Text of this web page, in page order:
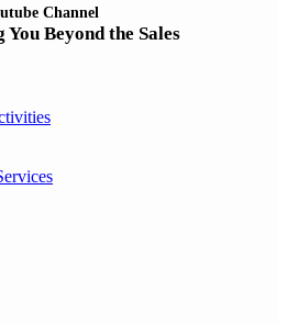
Channel
Beyond the Sales